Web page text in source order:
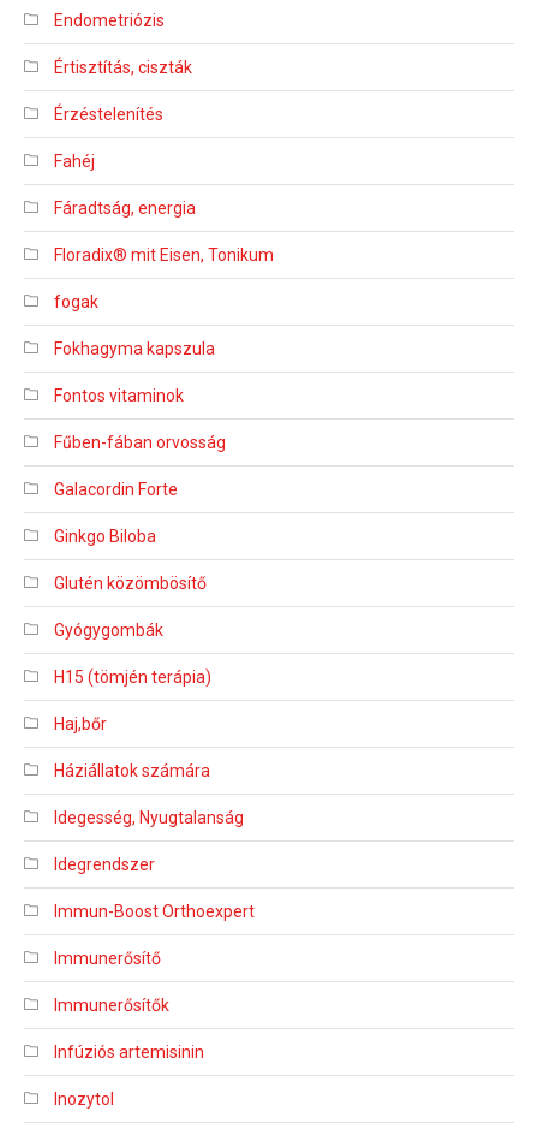
Endometriózis
Értisztítás, ciszták
Érzéstelenítés
Fahéj
Fáradtság, energia
Floradix® mit Eisen, Tonikum
fogak
Fokhagyma kapszula
Fontos vitaminok
Fűben-fában orvosság
Galacordin Forte
Ginkgo Biloba
Glutén közömbösítő
Gyógygombák
H15 (tömjén terápia)
Haj,bőr
Háziállatok számára
Idegesség, Nyugtalanság
Idegrendszer
Immun-Boost Orthoexpert
Immunerősítő
Immunerősítők
Infúziós artemisinin
Inozytol